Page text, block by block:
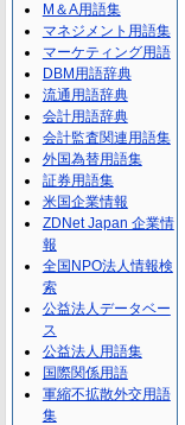
M＆A用語集
マネジメント用語集
マーケティング用語
DBM用語辞典
流通用語辞典
会計用語辞典
会計監査関連用語集
外国為替用語集
証券用語集
米国企業情報
ZDNet Japan 企業情
報
全国NPO法人情報検
索
公益法人データベー
ス
公益法人用語集
国際関係用語
軍縮不拡散外交用語
集